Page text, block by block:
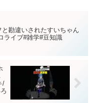
と勘違いされたすいちゃん
ライブ#雑学#豆知識
/